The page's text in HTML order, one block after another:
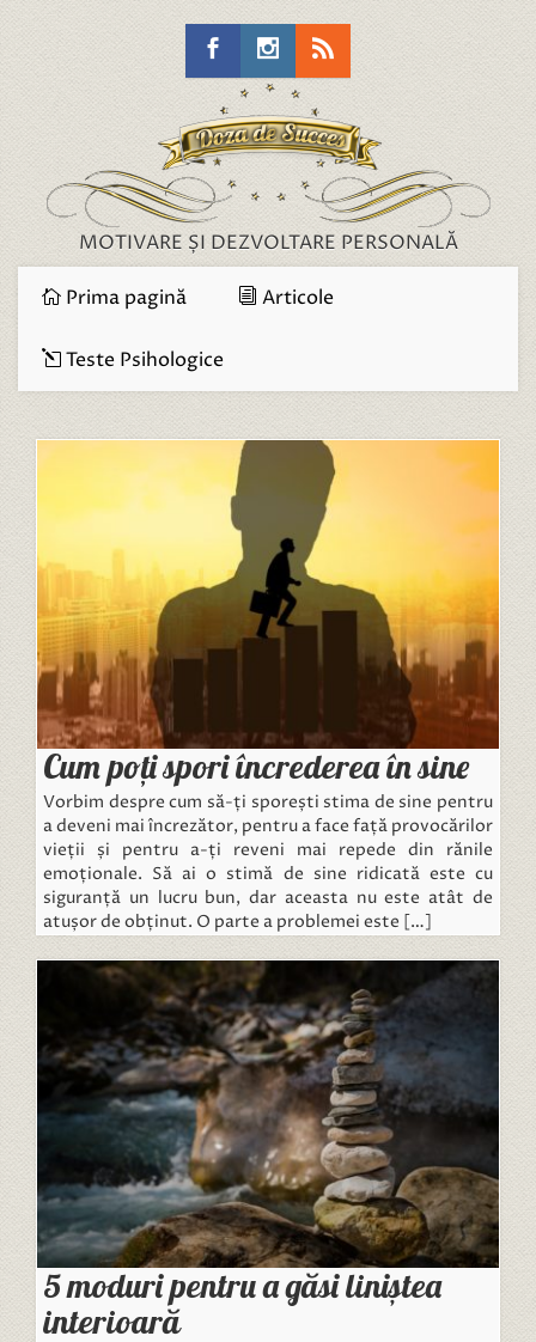
MOTIVARE ȘI DEZVOLTARE PERSONALĂ
Prima pagină Articole
Teste Psihologice
Cum poți spori încrederea în sine
Vorbim despre cum să-ți sporești stima de sine pentru
a deveni mai încrezător, pentru a face față provocărilor
vieții și pentru a-ți reveni mai repede din rănile
emoționale. Să ai o stimă de sine ridicată este cu
siguranță un lucru bun, dar aceasta nu este atât de
atușor de obținut. O parte a problemei este […]
5 moduri pentru a găsi liniștea
interioară